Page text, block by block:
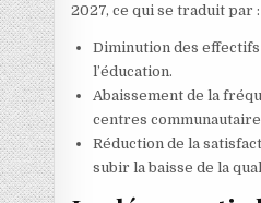
2027, ce qui se traduit par :
Diminution des
l’éducation.
Abaissement de la
centres
Réduction de la
subir la baisse de la